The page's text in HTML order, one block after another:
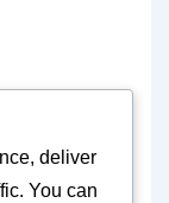
με οξυμένο
έχει
deliver
You can